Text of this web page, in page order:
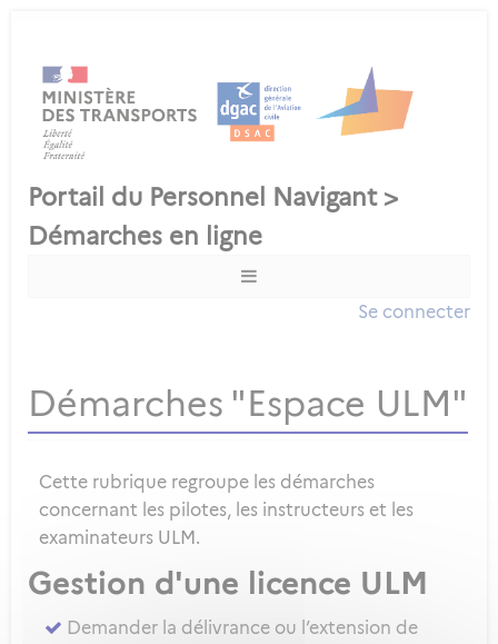
Se connecter
Démarches "Espace ULM"
Cette rubrique regroupe les démarches
concernant les pilotes, les instructeurs et les
examinateurs ULM.
Gestion d'une licence ULM
Demander la délivrance ou l’extension de